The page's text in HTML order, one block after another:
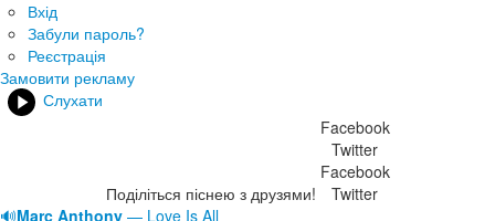
Вхід
Забули пароль?
Реєстрація
Замовити рекламу
Слухати
Поділіться піснею з друзями!
Facebook
Twitter
Facebook
Twitter
🔊Marc Anthony — Love Is All